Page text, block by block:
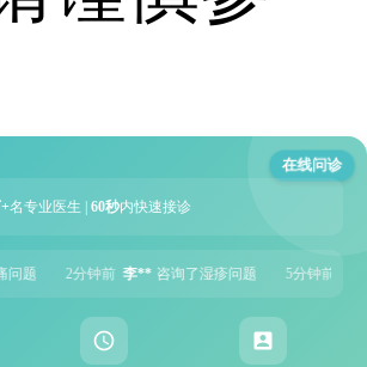
在线问诊
名专业医生 | 60秒内快速接诊
疹问题 5分钟前 张** 咨询了过敏性鼻炎问题